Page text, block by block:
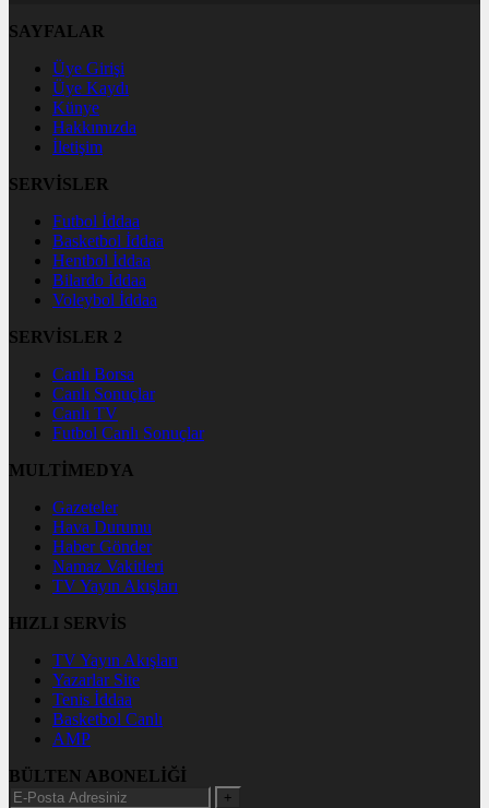
SAYFALAR
Üye Girişi
Üye Kaydı
Künye
Hakkımızda
İletişim
SERVİSLER
Futbol İddaa
Basketbol İddaa
Hentbol İddaa
Bilardo İddaa
Voleybol İddaa
SERVİSLER 2
Canlı Borsa
Canlı Sonuçlar
Canlı TV
Futbol Canlı Sonuçlar
MULTİMEDYA
Gazeteler
Hava Durumu
Haber Gönder
Namaz Vakitleri
TV Yayın Akışları
HIZLI SERVİS
TV Yayın Akışları
Yazarlar Site
Tenis İddaa
Basketbol Canlı
AMP
BÜLTEN ABONELİĞİ
+